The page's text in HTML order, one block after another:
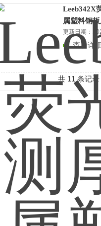
Leeb342X
属塑料钢
更新日期：
查看详
共 11 条记